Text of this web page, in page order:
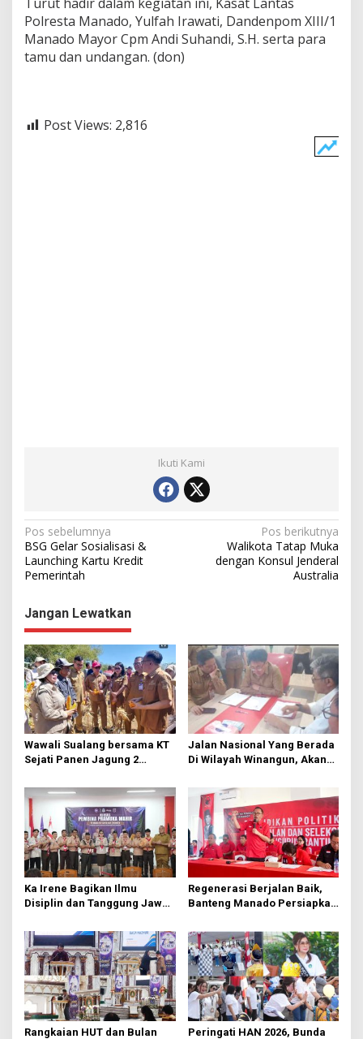
Polresta Manado, Yulfah Irawati, Dandenpom XIII/1
Manado Mayor Cpm Andi Suhandi, S.H. serta para
tamu dan undangan. (don)
Post Views: 2,816
Ikuti Kami
N
a
v
i
g
a
s
i
p
o
s
Pos sebelumnya
BSG Gelar Sosialisasi &
Launching Kartu Kredit
Pemerintah
Pos berikutnya
Walikota Tatap Muka
dengan Konsul Jenderal
Australia
Jangan Lewatkan
Wawali Sualang bersama KT
Sejati Panen Jagung 2
Jalan Nasional Yang Berada
Di Wilayah Winangun, Akan
Ka Irene Bagikan Ilmu
Disiplin dan Tanggung Jawab
Manado
Regenerasi Berjalan Baik,
Banteng Manado Persiapkan
Rumput
Rangkaian HUT dan Bulan
Peringati HAN 2026, Bunda